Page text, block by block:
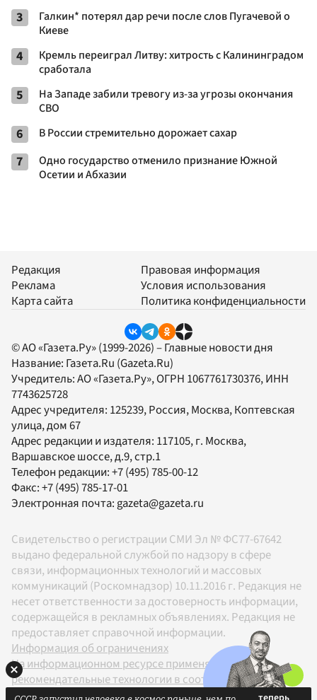
3
Галкин* потерял дар речи после слов Пугачевой о
Киеве
4
Кремль переиграл Литву: хитрость с Калининградом
сработала
5
На Западе забили тревогу из-за угрозы окончания
СВО
6 В России стремительно дорожает сахар
7
Одно государство отменило признание Южной
Осетии и Абхазии
Редакция
Реклама
Карта сайта
Правовая информация
Условия использования
Политика конфиденциальности
© АО «Газета.Ру» (1999-2026) – Главные новости дня
Название: Газета.Ru (Gazeta.Ru)
Учредитель:АО «Газета.Ру», ОГРН 1067761730376, ИНН
7743625728
Адрес учредителя: 125239, Россия, Москва, Коптевская
улица, дом 67
Адрес редакции и издателя: 117105, г. Москва,
Варшавское шоссе, д.9, стр.1
Телефон редакции:+7 (495) 785-00-12
Факс:+7 (495) 785-17-01
Электронная почта:gazeta@gazeta.ru
Свидетельство о регистрации СМИ Эл № ФС77-67642
выдано федеральной службой по надзору в сфере
связи, информационных технологий и массовых
коммуникаций (Роскомнадзор) 10.11.2016 г. Редакция не
несет ответственности за достоверность информации,
содержащейся в рекламных объявлениях. Редакция не
предоставляет справочной информации.
Информация об ограничениях
На информационном ресурсе применяются
рекомендательные технологии в соответствии с
Правилами